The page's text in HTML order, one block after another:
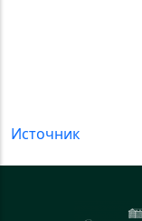
Источник